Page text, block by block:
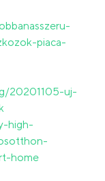
piaca-
20201105-uj-
high-
home